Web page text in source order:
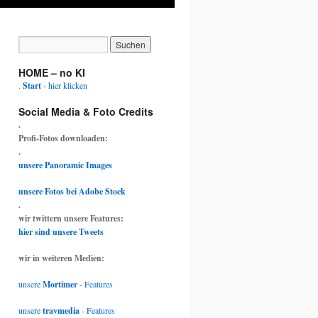
HOME – no KI
. Start- hier klicken
Social Media & Foto Credits
.
Profi-Fotos downloaden:
.
unsere Panoramic Images
unsere Fotos bei Adobe Stock
.
wir twittern unsere Features:
hier sind unsere Tweets
wir in weiteren Medien:
unsereMortimer- Features
unseretravmedia- Features